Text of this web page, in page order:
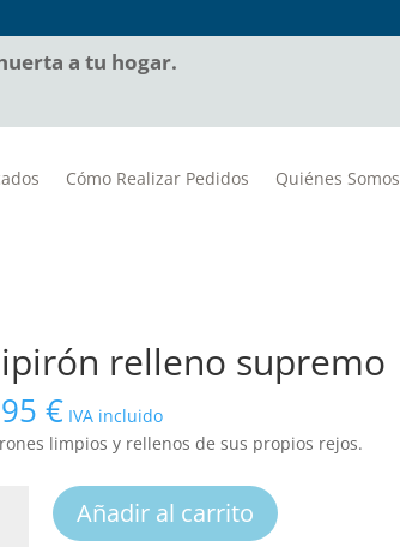
a tu hogar.
Cómo Realizar Pedidos Quiénes Somos
relleno supremo
€ IVA incluido
limpios y rellenos de sus propios rejos.
Añadir al carrito